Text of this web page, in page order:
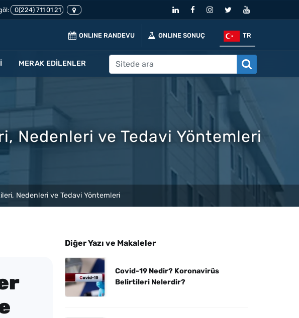
0(224) 711 01 21
ONLINE RANDEVU ONLINE SONUÇ TR
MERAK EDİLENLER
Nedenleri ve Tedavi Yöntemleri
Nedenleri ve Tedavi Yöntemleri
Diğer Yazı ve Makaleler
Covid-19 Nedir? Koronavirüs
Belirtileri Nelerdir?